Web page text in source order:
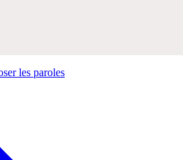
les paroles